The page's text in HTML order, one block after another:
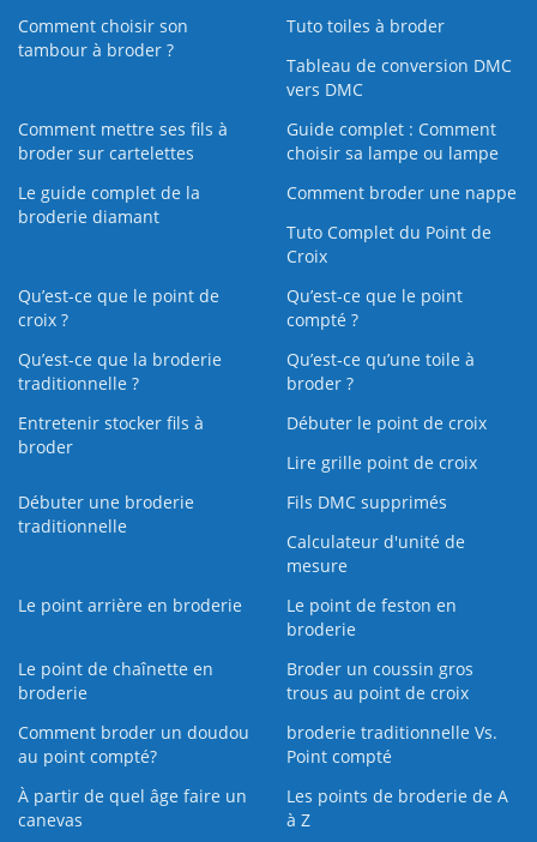
Comment choisir son
tambour à broder ?
Tuto toiles à broder
Tableau de conversion DMC
vers DMC
Comment mettre ses fils à
broder sur cartelettes
Guide complet : Comment
choisir sa lampe ou lampe
Le guide complet de la
broderie diamant
Comment broder une nappe
Tuto Complet du Point de
Croix
Qu’est-ce que le point de
croix ?
Qu’est-ce que le point
compté ?
Qu’est-ce que la broderie
traditionnelle ?
Qu’est‑ce qu’une toile à
broder ?
Entretenir stocker fils à
broder
Débuter le point de croix
Lire grille point de croix
Débuter une broderie
traditionnelle
Fils DMC supprimés
Calculateur d'unité de
mesure
Le point arrière en broderie
Le point de feston en
broderie
Le point de chaînette en
broderie
Broder un coussin gros
trous au point de croix
Comment broder un doudou
au point compté?
broderie traditionnelle Vs.
Point compté
À partir de quel âge faire un
canevas
Les points de broderie de A
à Z